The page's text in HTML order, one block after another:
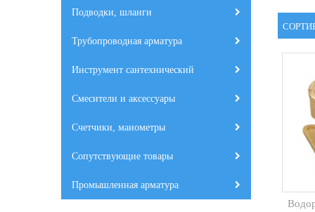
Подводки, шланги
Трубопроводная арматура
Инструмент сантехнический
Смесители и аксессуары
Счетчики, манометры
Сопутствующие товары
Промышленная арматура